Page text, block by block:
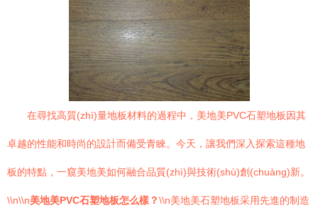
在尋找高質(zhì)量地板材料的過程中，美地美PVC石塑地板因其
卓越的性能和時尚的設計而備受青睞。今天，讓我們深入探索這種地
板的特點，一窺美地美如何融合品質(zhì)與技術(shù)創(chuàng)新。
\\n\\n美地美PVC石塑地板怎么樣？\\n美地美石塑地板采用先進的制造